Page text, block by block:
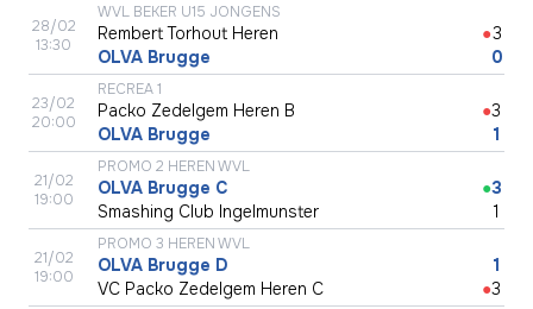
28/02
13:30
WVL BEKER U15 JONGENS
Rembert Torhout Heren
OLVA Brugge
●3
0
23/02
20:00
RECREA 1
Packo Zedelgem Heren B
OLVA Brugge
●3
1
21/02
19:00
PROMO 2 HEREN WVL
OLVA Brugge C
Smashing Club Ingelmunster
●3
1
21/02
19:00
PROMO 3 HEREN WVL
OLVA Brugge D
VC Packo Zedelgem Heren C
●
1
3